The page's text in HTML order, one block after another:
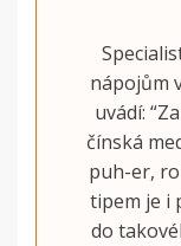
nápojům
uvádí:
čínská
puh-er,
tipem je i
do